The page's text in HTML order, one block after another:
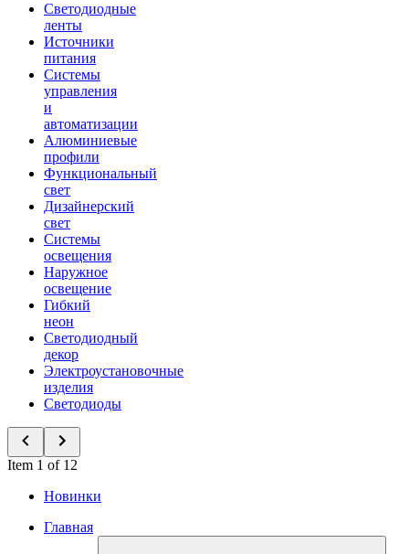
Светодиодные
ленты
Источники
питания
Системы
управления
и
автоматизации
Алюминиевые
профили
Функциональный
свет
Дизайнерский
свет
Системы
освещения
Наружное
освещение
Гибкий
неон
Светодиодный
декор
Электроустановочные
изделия
Светодиоды
Item 1 of 12
Новинки
Главная